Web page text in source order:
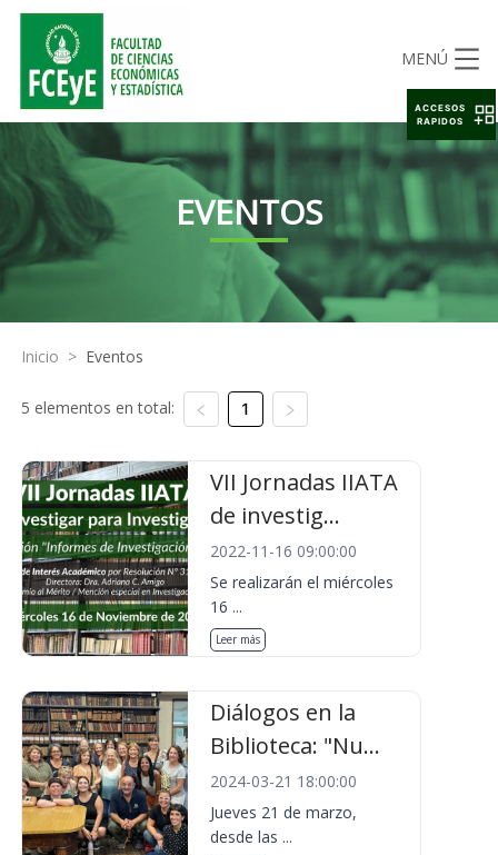
MENÚ
EVENTOS
Inicio > Eventos
5 elementos en total: 1
VII Jornadas IIATA
de investig...
2022-11-16 09:00:00
Se realizarán el miércoles
16 ...
Leer más
Diálogos en la
Biblioteca: "Nu...
2024-03-21 18:00:00
Jueves 21 de marzo,
desde las ...
ACCESOS
RAPIDOS